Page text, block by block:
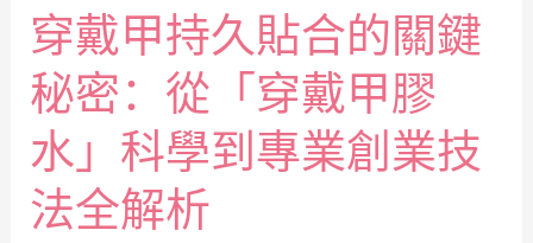
穿戴甲持久貼合的關鍵
秘密：從「穿戴甲膠
水」科學到專業創業技
法全解析